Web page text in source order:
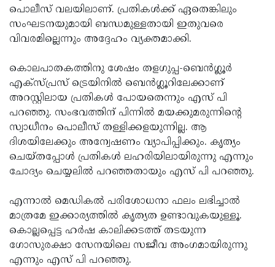
പൊലീസ് വലയിലാണ്. പ്രതികള്‍ക്ക് ഏതെങ്കിലും
സംഘടനയുമായി ബന്ധമുള്ളതായി ഇതുവരെ
വിവരമില്ലെന്നും അദ്ദേഹം വ്യക്തമാക്കി.
കൊലപാതകത്തിനു ശേഷം തളഗുപ്പ-ബെന്‍ഗ്ലൂര്‍
എക്‌സ്പ്രസ് ട്രെയിനില്‍ ബെന്‍ഗ്ലൂറിലേക്കാണ്
അറസ്റ്റിലായ പ്രതികള്‍ പോയതെന്നും എസ് പി
പറഞ്ഞു. സംഭവത്തിന് പിന്നില്‍ മയക്കുമരുന്നിന്റെ
സ്വാധീനം പൊലീസ് തള്ളിക്കളയുന്നില്ല. ആ
ദിശയിലേക്കും അന്വേഷണം വ്യാപിപ്പിക്കും. കൃത്യം
ചെയ്തപ്പോള്‍ പ്രതികള്‍ ലഹരിയിലായിരുന്നു എന്നും
ചോദ്യം ചെയ്യലില്‍ പറഞ്ഞതായും എസ് പി പറഞ്ഞു.
എന്നാല്‍ മെഡികല്‍ പരിശോധനാ ഫലം ലഭിച്ചാല്‍
മാത്രമേ ഇക്കാര്യത്തില്‍ കൃത്യത ഉണ്ടാവുകയുള്ളൂ.
കൊല്ലപ്പെട്ട ഹര്‍ഷ കാലിക്കടത്ത് തടയുന്ന
ഗോസുരക്ഷാ സേനയിലെ സജീവ അംഗമായിരുന്നു
എന്നും എസ് പി പറഞ്ഞു.